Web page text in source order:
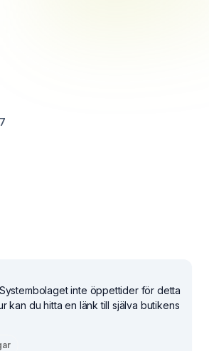
inte öppettider för detta
kan du hitta en länk till själva butikens